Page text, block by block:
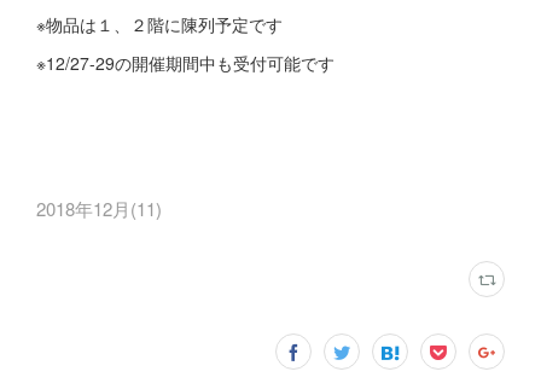
※物品は１、２階に陳列予定です
※12/27-29の開催期間中も受付可能です
2018年12月(11)